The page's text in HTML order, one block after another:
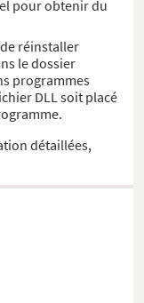
pour obtenir du
réinstaller
le dossier
programmes
DLL soit placé
détaillées,